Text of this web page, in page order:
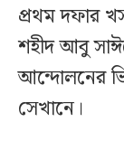
প্রথম দফার
শহীদ আবু
আন্দোলনের
সেখানে।